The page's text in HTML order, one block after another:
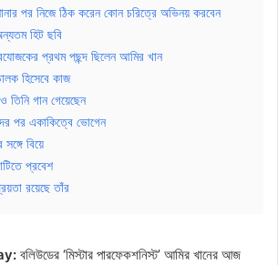
পর নিজে ঠিক করেন কোন চরিত্রে অভিনয় করবেন
হিট ছবি
প্রথম পছন্দ ছিলেন আমির খান
হিসেবে কাজ
তিনি গান গেয়েছেন
পর একাকিত্বে ভোগেন
বিয়ে
প্রবেশ
রয়েছে তাঁর
বলিউডের ‘মিস্টার পারফেকশনিস্ট’ আমির খানের আজ